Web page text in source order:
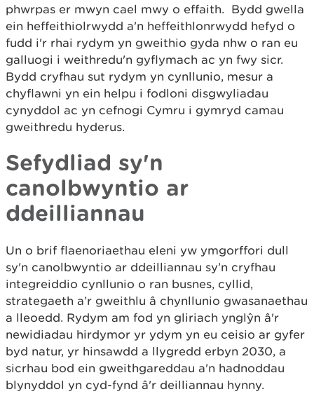
phwrpas er mwyn cael mwy o effaith. Bydd gwella
ein heffeithiolrwydd a'n heffeithlonrwydd hefyd o
fudd i'r rhai rydym yn gweithio gyda nhw o ran eu
galluogi i weithredu'n gyflymach ac yn fwy sicr.
Bydd cryfhau sut rydym yn cynllunio, mesur a
chyflawni yn ein helpu i fodloni disgwyliadau
cynyddol ac yn cefnogi Cymru i gymryd camau
gweithredu hyderus.
Sefydliad sy'n
canolbwyntio ar
ddeilliannau
Un o brif flaenoriaethau eleni yw ymgorffori dull
sy'n canolbwyntio ar ddeilliannau sy’n cryfhau
integreiddio cynllunio o ran busnes, cyllid,
strategaeth a’r gweithlu â chynllunio gwasanaethau
a lleoedd. Rydym am fod yn gliriach ynglŷn â'r
newidiadau hirdymor yr ydym yn eu ceisio ar gyfer
byd natur, yr hinsawdd a llygredd erbyn 2030, a
sicrhau bod ein gweithgareddau a'n hadnoddau
blynyddol yn cyd-fynd â'r deilliannau hynny.